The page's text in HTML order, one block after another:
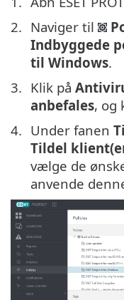
Naviger til
Indbyggede
til Windows.
Klik på
anbefales, og
Under fanen
Tildel
vælge de
anvende